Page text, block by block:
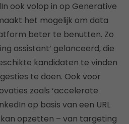
ook volop in op Generative
het mogelijk om data
beter te benutten. Zo
assistant’ gelanceerd, die
kandidaten te vinden
te doen. Ook voor
zoals ‘accelerate
op basis van een URL
opzetten – van targeting